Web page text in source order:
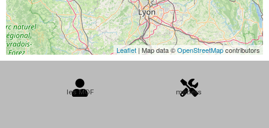
Leaflet | Map data ©OpenStreetMapcontributors
les MOF métiers